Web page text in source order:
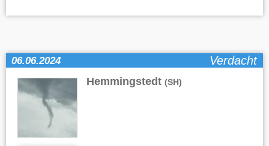
06.06.2024 Verdacht
Hemmingstedt (SH)